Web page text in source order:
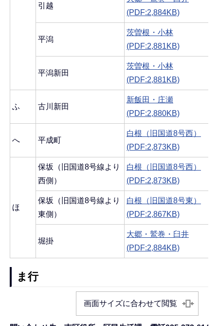
引越
(PDF:2,884KB)
平潟
茨曽根・小林
(PDF:2,881KB)
平潟新田
茨曽根・小林
(PDF:2,881KB)
ふ 古川新田
新飯田・庄瀬
(PDF:2,880KB)
へ 平成町
白根（旧国道8号西）
(PDF:2,873KB)
ほ
保坂（旧国道8号線より
西側）
白根（旧国道8号西）
(PDF:2,873KB)
保坂（旧国道8号線より
東側）
白根（旧国道8号東）
(PDF:2,867KB)
堀掛
大郷・鷲巻・臼井
(PDF:2,884KB)
ま行
画面サイズに合わせて閲覧